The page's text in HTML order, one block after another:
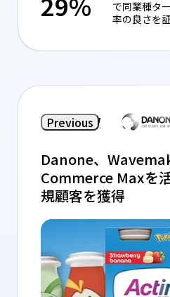
で同業種タ
率の良さを
Previous
Danone、
Commerce Maxを
規顧客を獲得